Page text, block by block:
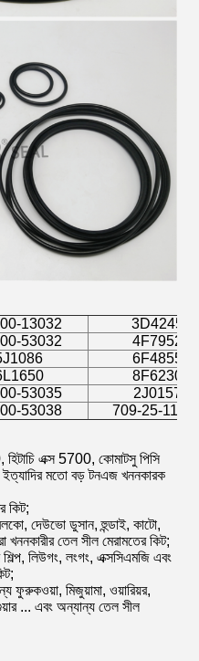
13032
3D4245
53032
4F7952
6F4855
8F6230
53035
2J0157
53038 709-25-
এক্স 5700, কোমাটসু পিসি
মতো বড় টনএজ খননকারক
কিট;
দেউভো ডুসান, হুন্ডাই, কাটো,
তেল সীল মেরামতের কিট;
লিউগং, লংগং, এক্সসিএমজি এবং
ফুরুকওয়া, মিজুয়ামা, ওয়ারিয়র,
... এবং অন্যান্য তেল সীল